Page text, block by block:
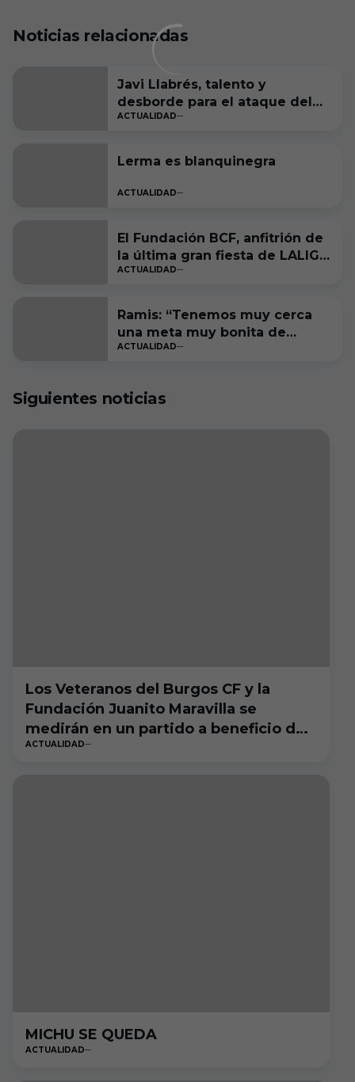
Noticias relacionadas
Javi Llabrés, talento y
desborde para el ataque del
Burgos CF
ACTUALIDAD
Lerma es blanquinegra
ACTUALIDAD
El Fundación BCF, anfitrión de
la última gran fiesta de LALIGA
Genuine Moeve
ACTUALIDAD
Ramis: “Tenemos muy cerca
una meta muy bonita de
cumplir”
ACTUALIDAD
Siguientes noticias
Los Veteranos del Burgos CF y la
Fundación Juanito Maravilla se
medirán en un partido a beneficio de
Parkinson Burgos.
ACTUALIDAD
MICHU SE QUEDA
ACTUALIDAD